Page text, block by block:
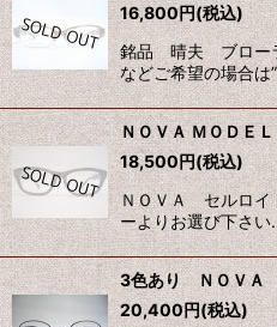
16,800円(税込)
銘品 晴夫 ブローラ
などご希望の場合は
ＮＯＶＡ ＭＯＤＥ
18,500円(税込)
ＮＯＶＡ セルロイ
ーよりお選び下さ
3色あり ＮＯＶ
20,400円(税込)